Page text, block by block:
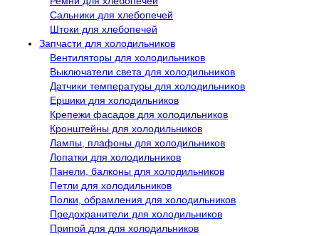
Сальники для хлебопечей
Штоки для хлебопечей
Запчасти для холодильников
Вентиляторы для холодильников
Выключатели света для холодильников
Датчики температуры для холодильников
Ершики для холодильников
Крепежи фасадов для холодильников
Кронштейны для холодильников
Лампы, плафоны для холодильников
Лопатки для холодильников
Панели, балконы для холодильников
Петли для холодильников
Полки, обрамления для холодильников
Предохранители для холодильников
Припой для для холодильников